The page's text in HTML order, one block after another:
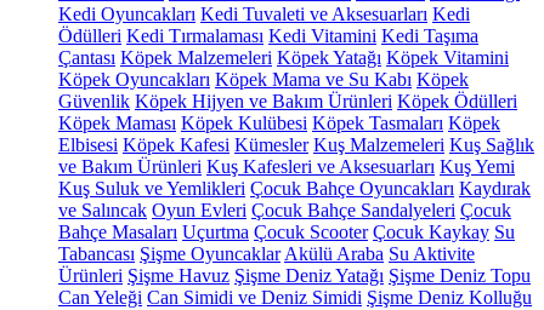
Kedi Oyuncakları Kedi Tuvaleti ve Aksesuarları Kedi
Ödülleri Kedi Tırmalaması Kedi Vitamini Kedi Taşıma
Çantası Köpek Malzemeleri Köpek Yatağı Köpek Vitamini
Köpek Oyuncakları Köpek Mama ve Su Kabı Köpek
Güvenlik Köpek Hijyen ve Bakım Ürünleri Köpek Ödülleri
Köpek Maması Köpek Kulübesi Köpek Tasmaları Köpek
Elbisesi Köpek Kafesi Kümesler Kuş Malzemeleri Kuş Sağlık
ve Bakım Ürünleri Kuş Kafesleri ve Aksesuarları Kuş Yemi
Kuş Suluk ve Yemlikleri Çocuk Bahçe Oyuncakları Kaydırak
ve Salıncak Oyun Evleri Çocuk Bahçe Sandalyeleri Çocuk
Bahçe Masaları Uçurtma Çocuk Scooter Çocuk Kaykay Su
Tabancası Şişme Oyuncaklar Akülü Araba Su Aktivite
Ürünleri Şişme Havuz Şişme Deniz Yatağı Şişme Deniz Topu
Can Yeleği Can Simidi ve Deniz Simidi Şişme Deniz Kolluğu